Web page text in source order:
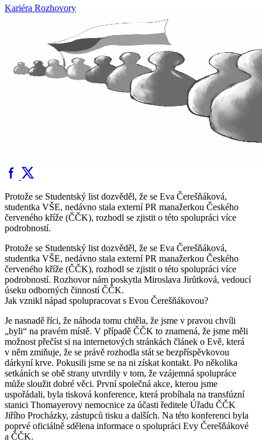
Kariéra Rozhovory
Protože se Studentský list dozvěděl, že se Eva Čerešňáková,
studentka VŠE, nedávno stala externí PR manažerkou Českého
červeného kříže (ČČK), rozhodl se zjistit o této spolupráci více
podrobností.
Protože se Studentský list dozvěděl, že se Eva Čerešňáková,
studentka VŠE, nedávno stala externí PR manažerkou Českého
červeného kříže (ČČK), rozhodl se zjistit o této spolupráci více
podrobností. Rozhovor nám poskytla Miroslava Jirůtková, vedoucí
úseku odborných činností ČČK.
Jak vznikl nápad spolupracovat s Evou Čerešňákovou?
Je nasnadě říci, že náhoda tomu chtěla, že jsme v pravou chvíli
„byli“ na pravém místě. V případě ČČK to znamená, že jsme měli
možnost přečíst si na internetových stránkách článek o Evě, která
v něm zmiňuje, že se právě rozhodla stát se bezpříspěvkovou
dárkyní krve. Pokusili jsme se na ni získat kontakt. Po několika
setkáních se obě strany utvrdily v tom, že vzájemná spolupráce
může sloužit dobré věci. První společná akce, kterou jsme
uspořádali, byla tisková konference, která probíhala na transfúzní
stanici Thomayerovy nemocnice za účasti ředitele Úřadu ČČK
Jiřího Procházky, zástupců tisku a dalších. Na této konferenci byla
poprvé oficiálně sdělena informace o spolupráci Evy Čerešňákové
a ČČK.